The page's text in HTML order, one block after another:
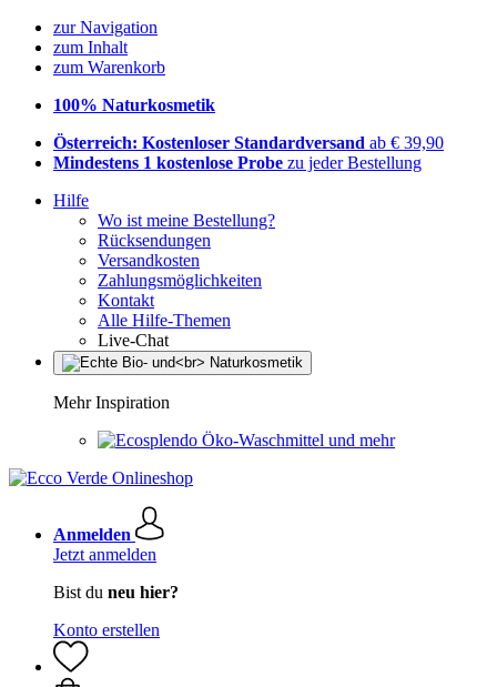
zur Navigation
zum Inhalt
zum Warenkorb
100% Naturkosmetik
Österreich: Kostenloser Standardversand ab € 39,90
Mindestens 1 kostenlose Probe zu jeder Bestellung
Hilfe
Wo ist meine Bestellung?
Rücksendungen
Versandkosten
Zahlungsmöglichkeiten
Kontakt
Alle Hilfe-Themen
Live-Chat
Mehr Inspiration
Öko-Waschmittel und mehr
Anmelden
Jetzt anmelden
Bist du neu hier?
Konto erstellen